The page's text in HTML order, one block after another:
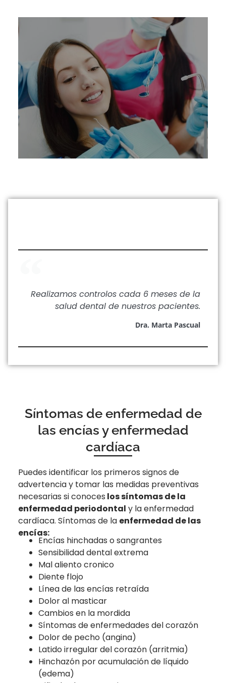
Realizamos controlos cada 6 meses de la
salud dental de nuestros pacientes.
Dra. Marta Pascual
Síntomas de enfermedad de
las encías y enfermedad
cardíaca
Puedes identificar los primeros signos de
advertencia y tomar las medidas preventivas
necesarias si conoces los síntomas de la
enfermedad periodontal y la enfermedad
cardíaca. Síntomas de la enfermedad de las
encías:
Encías hinchadas o sangrantes
Sensibilidad dental extrema
Mal aliento cronico
Diente flojo
Línea de las encías retraída
Dolor al masticar
Cambios en la mordida
Síntomas de enfermedades del corazón
Dolor de pecho (angina)
Latido irregular del corazón (arritmia)
Hinchazón por acumulación de líquido
(edema)